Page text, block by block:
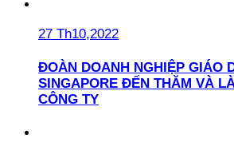
27 Th10,2022
ĐOÀN DOANH NGHIỆP GIÁO
SINGAPORE ĐẾN THĂM VÀ
CÔNG TY